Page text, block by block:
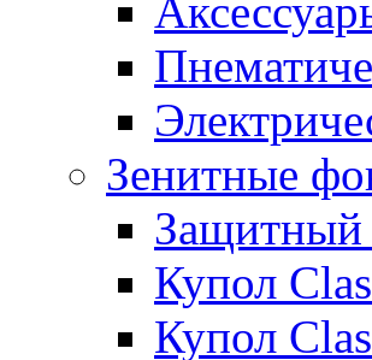
Зенитные
Защитный
Купол
Купол